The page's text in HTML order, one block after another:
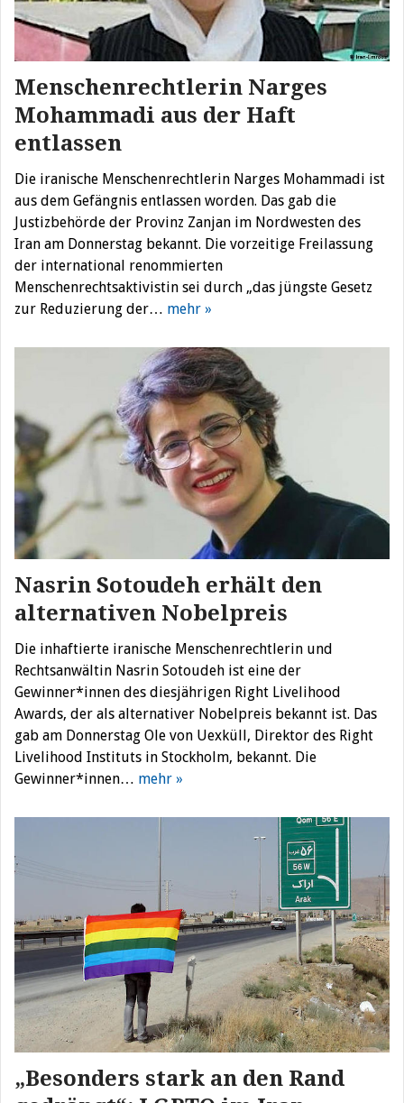
Menschenrechtlerin Narges
Mohammadi aus der Haft
entlassen
Die iranische Menschenrechtlerin Narges Mohammadi ist
aus dem Gefängnis entlassen worden. Das gab die
Justizbehörde der Provinz Zanjan im Nordwesten des
Iran am Donnerstag bekannt. Die vorzeitige Freilassung
der international renommierten
Menschenrechtsaktivistin sei durch „das jüngste Gesetz
zur Reduzierung der… mehr »
Nasrin Sotoudeh erhält den
alternativen Nobelpreis
Die inhaftierte iranische Menschenrechtlerin und
Rechtsanwältin Nasrin Sotoudeh ist eine der
Gewinner*innen des diesjährigen Right Livelihood
Awards, der als alternativer Nobelpreis bekannt ist. Das
gab am Donnerstag Ole von Uexküll, Direktor des Right
Livelihood Instituts in Stockholm, bekannt. Die
Gewinner*innen… mehr »
„Besonders stark an den Rand